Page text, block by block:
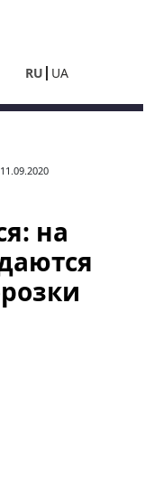
RU UA
на